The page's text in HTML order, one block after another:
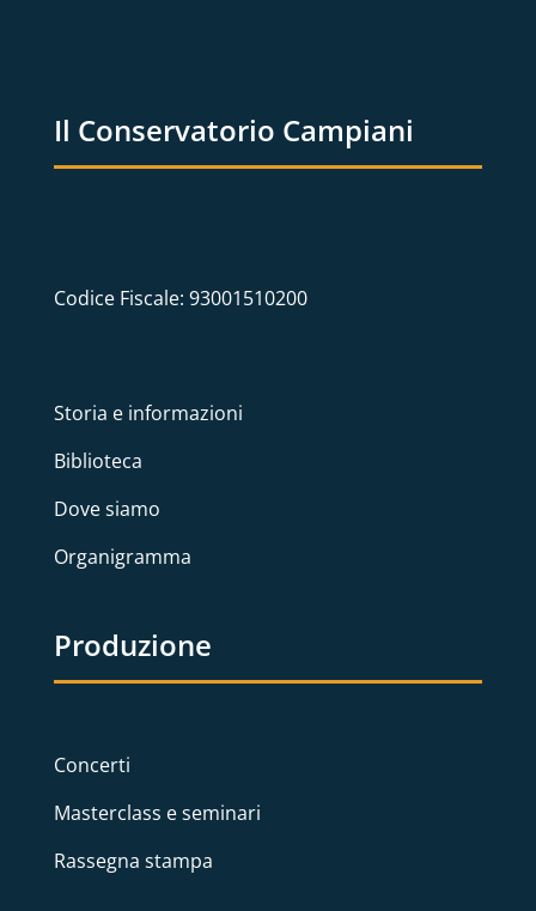
Il Conservatorio Campiani
Codice Fiscale: 93001510200
Storia e informazioni
Biblioteca
Dove siamo
Organigramma
Produzione
Concerti
Masterclass e seminari
Rassegna stampa